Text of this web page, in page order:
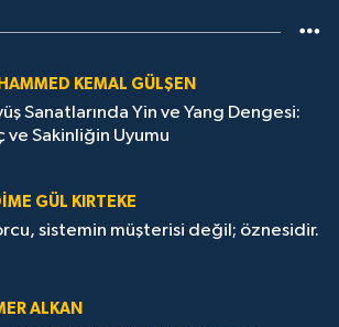
KEMAL GÜLŞEN
Sanatlarında Yin ve Yang Dengesi:
ve Sakinliğin Uyumu
GÜL KIRTEKE
sistemin müşterisi değil; öznesidir.
ALKAN